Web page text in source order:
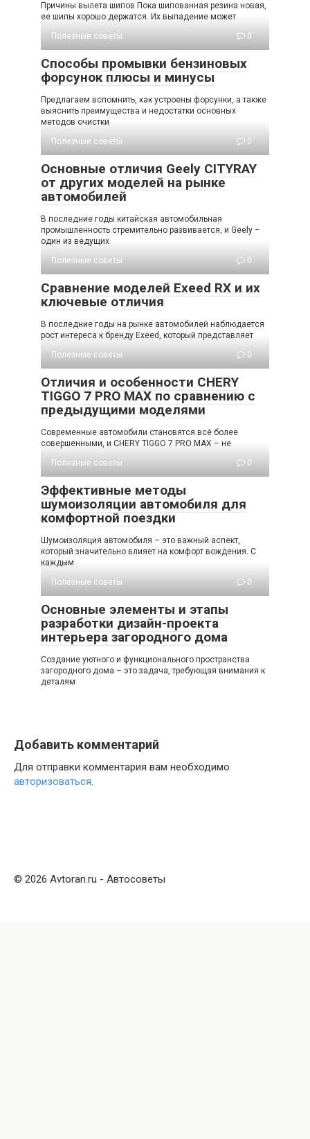
Причины вылета шипов Пока шипованная резина новая,
ее шипы хорошо держатся. Их выпадение может
Полезные советы
0
Способы промывки бензиновых
форсунок плюсы и минусы
Предлагаем вспомнить, как устроены форсунки, а также
выяснить преимущества и недостатки основных
методов очистки
Полезные советы
0
Основные отличия Geely CITYRAY
от других моделей на рынке
автомобилей
В последние годы китайская автомобильная
промышленность стремительно развивается, и Geely –
один из ведущих
Полезные советы
0
Сравнение моделей Exeed RX и их
ключевые отличия
В последние годы на рынке автомобилей наблюдается
рост интереса к бренду Exeed, который представляет
Полезные советы
0
Отличия и особенности CHERY
TIGGO 7 PRO MAX по сравнению с
предыдущими моделями
Современные автомобили становятся всё более
совершенными, и CHERY TIGGO 7 PRO MAX – не
Полезные советы
0
Эффективные методы
шумоизоляции автомобиля для
комфортной поездки
Шумоизоляция автомобиля – это важный аспект,
который значительно влияет на комфорт вождения. С
каждым
Полезные советы
0
Основные элементы и этапы
разработки дизайн-проекта
интерьера загородного дома
Создание уютного и функционального пространства
загородного дома – это задача, требующая внимания к
деталям
Добавить комментарий
Для отправки комментария вам необходимо
авторизоваться.
© 2026 Avtoran.ru - Автосоветы